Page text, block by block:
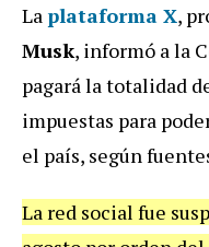
Laplataforma X,
Musk, informó a la
pagará la totalidad
impuestas para
el país, según
La red social fue